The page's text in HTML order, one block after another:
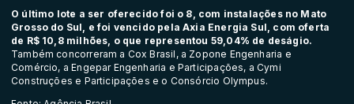
O último lote a ser oferecido foi o 8, com instalações no Mato
Grosso do Sul, e foi vencido pela Axia Energia Sul, com oferta
de R$ 10,8 milhões, o que representou 59,04% de deságio.
Também concorreram a Cox Brasil, a Zopone Engenharia e
Comércio, a Engepar Engenharia e Participações, a Cymi
Construções e Participações e o Consórcio Olympus.